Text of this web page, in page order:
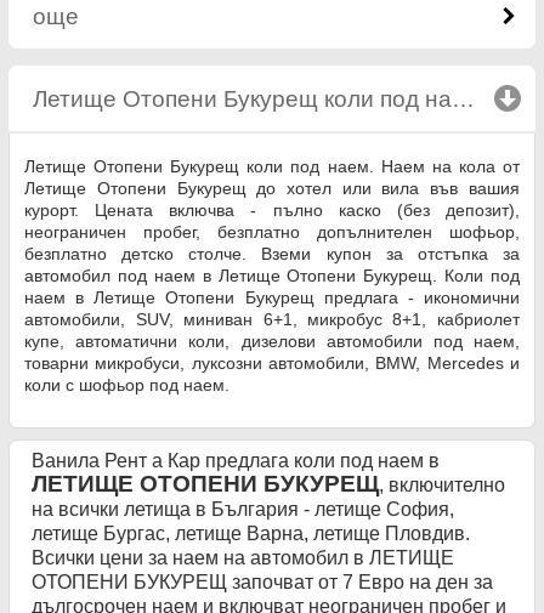
още
Летище Отопени Букурещ коли под наем click
Летище Отопени Букурещ коли под наем. Наем на кола от
Летище Отопени Букурещ до хотел или вила във вашия
курорт. Цената включва - пълно каско (без депозит),
неограничен пробег, безплатно допълнителен шофьор,
безплатно детско столче. Вземи купон за отстъпка за
автомобил под наем в Летище Отопени Букурещ. Коли под
наем в Летище Отопени Букурещ предлага - икономични
автомобили, SUV, миниван 6+1, микробус 8+1, кабриолет
купе, автоматични коли, дизелови автомобили под наем,
товарни микробуси, луксозни автомобили, BMW, Mercedes и
коли с шофьор под наем.
Ванила Рент а Кар предлага коли под наем в
ЛЕТИЩЕ ОТОПЕНИ БУКУРЕЩ, включително
на всички летища в България - летище София,
летище Бургас, летище Варна, летище Пловдив.
Всички цени за наем на автомобил в ЛЕТИЩЕ
ОТОПЕНИ БУКУРЕЩ започват от 7 Евро на ден за
дългосрочен наем и включват неограничен пробег и